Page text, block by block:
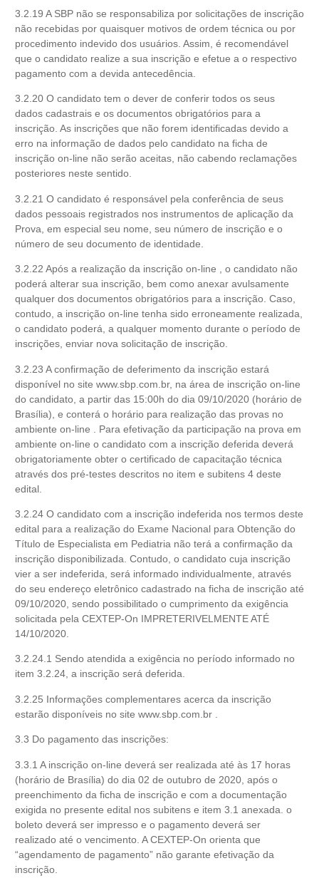
3.2.19 A SBP não se responsabiliza por solicitações de inscrição
não recebidas por quaisquer motivos de ordem técnica ou por
procedimento indevido dos usuários. Assim, é recomendável
que o candidato realize a sua inscrição e efetue a o respectivo
pagamento com a devida antecedência.
3.2.20 O candidato tem o dever de conferir todos os seus
dados cadastrais e os documentos obrigatórios para a
inscrição. As inscrições que não forem identificadas devido a
erro na informação de dados pelo candidato na ficha de
inscrição on-line não serão aceitas, não cabendo reclamações
posteriores neste sentido.
3.2.21 O candidato é responsável pela conferência de seus
dados pessoais registrados nos instrumentos de aplicação da
Prova, em especial seu nome, seu número de inscrição e o
número de seu documento de identidade.
3.2.22 Após a realização da inscrição on-line , o candidato não
poderá alterar sua inscrição, bem como anexar avulsamente
qualquer dos documentos obrigatórios para a inscrição. Caso,
contudo, a inscrição on-line tenha sido erroneamente realizada,
o candidato poderá, a qualquer momento durante o período de
inscrições, enviar nova solicitação de inscrição.
3.2.23 A confirmação de deferimento da inscrição estará
disponível no site www.sbp.com.br, na área de inscrição on-line
do candidato, a partir das 15:00h do dia 09/10/2020 (horário de
Brasília), e conterá o horário para realização das provas no
ambiente on-line . Para efetivação da participação na prova em
ambiente on-line o candidato com a inscrição deferida deverá
obrigatoriamente obter o certificado de capacitação técnica
através dos pré-testes descritos no item e subitens 4 deste
edital.
3.2.24 O candidato com a inscrição indeferida nos termos deste
edital para a realização do Exame Nacional para Obtenção do
Título de Especialista em Pediatria não terá a confirmação da
inscrição disponibilizada. Contudo, o candidato cuja inscrição
vier a ser indeferida, será informado individualmente, através
do seu endereço eletrônico cadastrado na ficha de inscrição até
09/10/2020, sendo possibilitado o cumprimento da exigência
solicitada pela CEXTEP-On IMPRETERIVELMENTE ATÉ
14/10/2020.
3.2.24.1 Sendo atendida a exigência no período informado no
item 3.2.24, a inscrição será deferida.
3.2.25 Informações complementares acerca da inscrição
estarão disponíveis no site www.sbp.com.br .
3.3 Do pagamento das inscrições:
3.3.1 A inscrição on-line deverá ser realizada até às 17 horas
(horário de Brasília) do dia 02 de outubro de 2020, após o
preenchimento da ficha de inscrição e com a documentação
exigida no presente edital nos subitens e item 3.1 anexada. o
boleto deverá ser impresso e o pagamento deverá ser
realizado até o vencimento. A CEXTEP-On orienta que
“agendamento de pagamento” não garante efetivação da
inscrição.